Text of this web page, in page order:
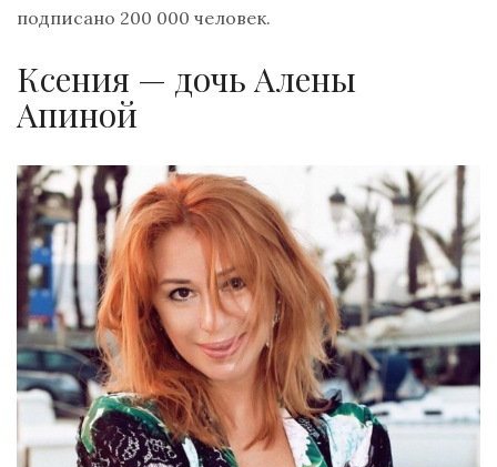
подписано 200 000 человек.
Ксения — дочь Алены
Апиной